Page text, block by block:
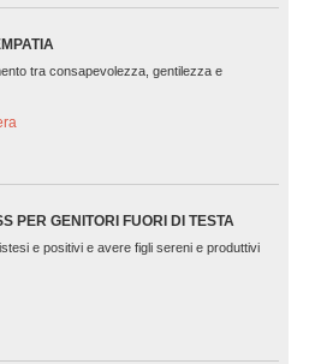
tra consapevolezza, gentilezza e
PER GENITORI FUORI DI TESTA
e positivi e avere figli sereni e produttivi